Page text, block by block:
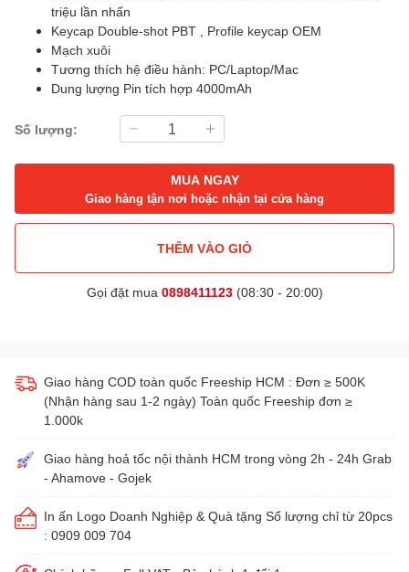
triệu lần nhấn
Keycap Double-shot PBT , Profile keycap OEM
Mạch xuôi
Tương thích hệ điều hành: PC/Laptop/Mac
Dung lượng Pin tích hợp 4000mAh
Số lượng:
MUA NGAY
Giao hàng tận nơi hoặc nhận tại cửa hàng
THÊM VÀO GIỎ
Gọi đặt mua 0898411123(08:30 - 20:00)
Giao hàng COD toàn quốc Freeship HCM : Đơn ≥ 500K
(Nhận hàng sau 1-2 ngày) Toàn quốc Freeship đơn ≥
1.000k
Giao hàng hoả tốc nội thành HCM trong vòng 2h - 24h Grab
- Ahamove - Gojek
In ấn Logo Doanh Nghiệp & Quà tặng Số lượng chỉ từ 20pcs
: 0909 009 704